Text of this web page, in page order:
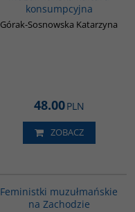
konsumpcyjna
Górak-Sosnowska Katarzyna
48.00PLN
ZOBACZ
Feministki muzułmańskie
na Zachodzie